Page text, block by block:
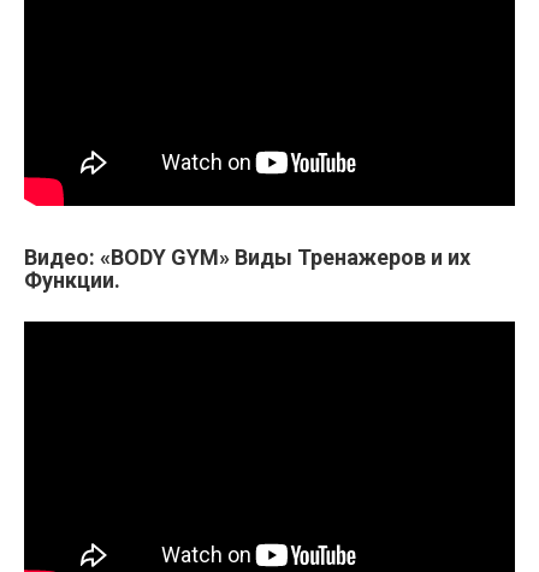
Видео: «BODY GYM» Виды Тренажеров и их
Функции.